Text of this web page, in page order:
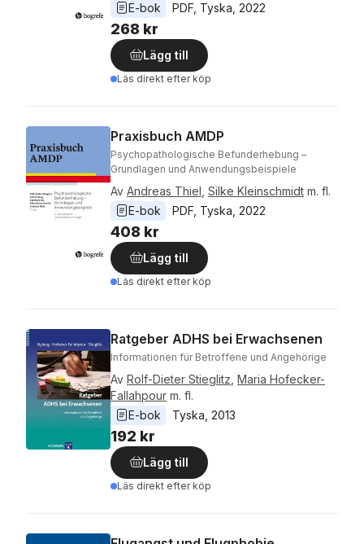
E-bok
PDF Tyska 2022
268 kr
Lägg till
Läs direkt efter köp
Praxisbuch AMDP
Psychopathologische Befunderhebung –
Grundlagen und Anwendungsbeispiele
Av Andreas Thiel Silke Kleinschmidt m. fl.
E-bok
PDF Tyska 2022
408 kr
Lägg till
Läs direkt efter köp
Ratgeber ADHS bei Erwachsenen
Informationen für Betroffene und Angehörige
Av Rolf-Dieter Stieglitz Maria Hofecker-
Fallahpour m. fl.
E-bok
Tyska 2013
192 kr
Lägg till
Läs direkt efter köp